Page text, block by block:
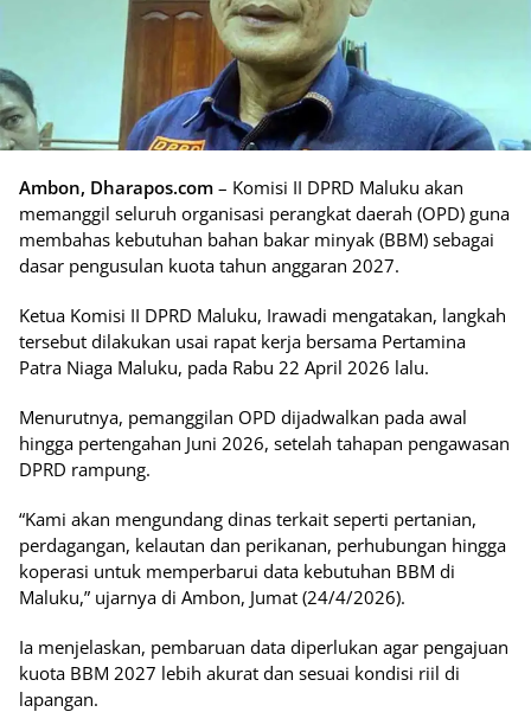
Ambon, Dharapos.com – Komisi II DPRD Maluku akan
memanggil seluruh organisasi perangkat daerah (OPD) guna
membahas kebutuhan bahan bakar minyak (BBM) sebagai
dasar pengusulan kuota tahun anggaran 2027.
Ketua Komisi II DPRD Maluku, Irawadi mengatakan, langkah
tersebut dilakukan usai rapat kerja bersama Pertamina
Patra Niaga Maluku, pada Rabu 22 April 2026 lalu.
Menurutnya, pemanggilan OPD dijadwalkan pada awal
hingga pertengahan Juni 2026, setelah tahapan pengawasan
DPRD rampung.
“Kami akan mengundang dinas terkait seperti pertanian,
perdagangan, kelautan dan perikanan, perhubungan hingga
koperasi untuk memperbarui data kebutuhan BBM di
Maluku,” ujarnya di Ambon, Jumat (24/4/2026).
Ia menjelaskan, pembaruan data diperlukan agar pengajuan
kuota BBM 2027 lebih akurat dan sesuai kondisi riil di
lapangan.